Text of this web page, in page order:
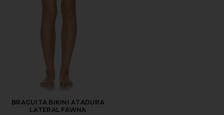
BRAGUITA BIKINI ATADURA
LATERAL FAWNA